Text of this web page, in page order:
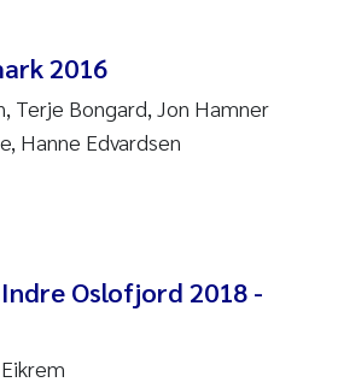
2016
Terje Bongard, Jon Hamner
Hanne Edvardsen
Oslofjord 2018 -